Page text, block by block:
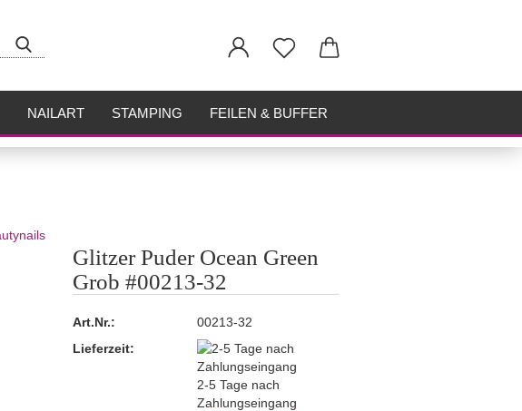
NAILART STAMPING FEILEN & BUFFER
Glitzer Puder Ocean Green
Grob #00213-32
Art.Nr.:
00213-32
Lieferzeit:
2-5 Tage nach
Zahlungseingang